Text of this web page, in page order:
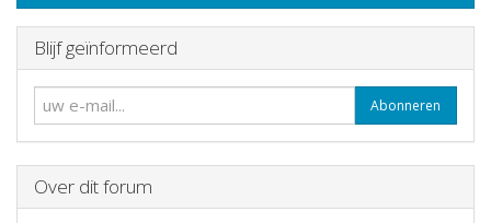
Blijf geïnformeerd
Abonneren
Over dit forum